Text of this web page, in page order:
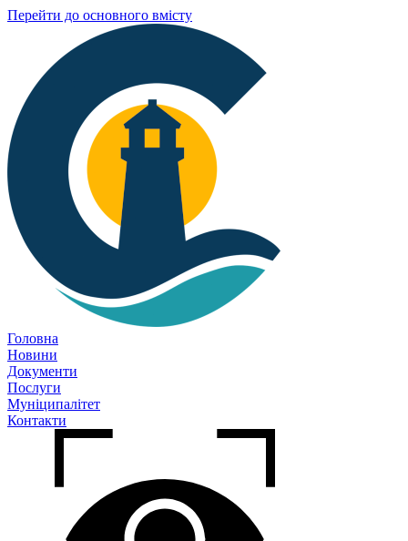
Перейти до основного вмісту
Головна
Новини
Документи
Послуги
Муніципалітет
Контакти